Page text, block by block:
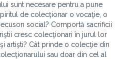
sunt necesare pentru a pune
de colecţionar o vocaţie, o
social? Comportă sacrificii
cresc colecţionari în jurul lor
artişti? Cât prinde o colecţie din
sau doar din cel al